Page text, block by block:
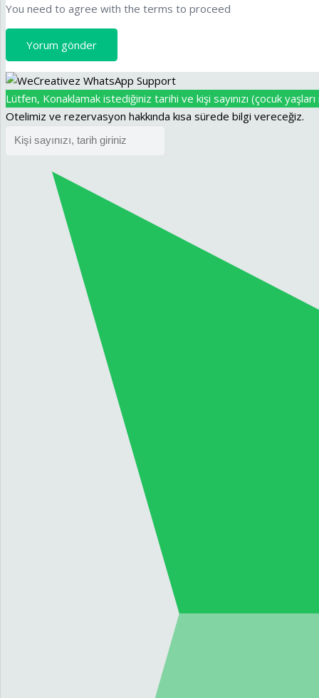
You need to agree with the terms to proceed
Yorum gönder
Lütfen, Konaklamak istediğiniz tarihi ve kişi sayınızı (çocuk yaşları
Otelimiz ve rezervasyon hakkında kısa sürede bilgi vereceğiz.